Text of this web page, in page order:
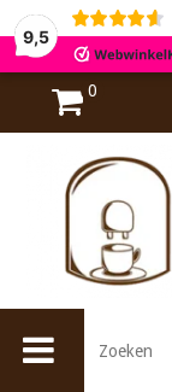
9,5
0